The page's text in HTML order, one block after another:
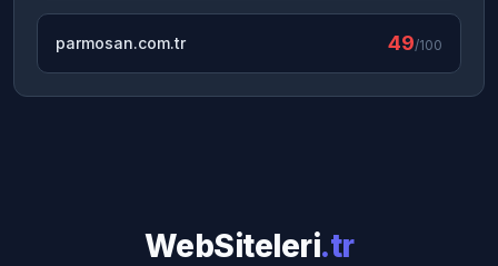
parmosan.com.tr 49/100
WebSiteleri.tr